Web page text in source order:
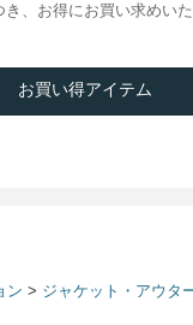
、お得にお買い求めい
お買い得アイテム
ン > ジャケット・アウタ